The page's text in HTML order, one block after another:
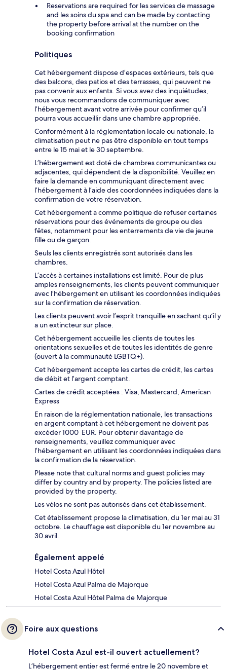
Reservations are required for les services de massage
and les soins du spa and can be made by contacting
the property before arrival at the number on the
booking confirmation
Politiques
Cet hébergement dispose d’espaces extérieurs, tels que
des balcons, des patios et des terrasses, qui peuvent ne
pas convenir aux enfants. Si vous avez des inquiétudes,
nous vous recommandons de communiquer avec
l’hébergement avant votre arrivée pour confirmer qu’il
pourra vous accueillir dans une chambre appropriée.
Conformément à la réglementation locale ou nationale, la
climatisation peut ne pas être disponible en tout temps
entre le 15 mai et le 30 septembre.
L’hébergement est doté de chambres communicantes ou
adjacentes, qui dépendent de la disponibilité. Veuillez en
faire la demande en communiquant directement avec
l’hébergement à l’aide des coordonnées indiquées dans la
confirmation de votre réservation.
Cet hébergement a comme politique de refuser certaines
réservations pour des événements de groupe ou des
fêtes, notamment pour les enterrements de vie de jeune
fille ou de garçon.
Seuls les clients enregistrés sont autorisés dans les
chambres.
L’accès à certaines installations est limité. Pour de plus
amples renseignements, les clients peuvent communiquer
avec l’hébergement en utilisant les coordonnées indiquées
sur la confirmation de réservation.
Les clients peuvent avoir l’esprit tranquille en sachant qu’il y
a un extincteur sur place.
Cet hébergement accueille les clients de toutes les
orientations sexuelles et de toutes les identités de genre
(ouvert à la communauté LGBTQ+).
Cet hébergement accepte les cartes de crédit, les cartes
de débit et l’argent comptant.
Cartes de crédit acceptées : Visa, Mastercard, American
Express
En raison de la réglementation nationale, les transactions
en argent comptant à cet hébergement ne doivent pas
excéder 1000 EUR. Pour obtenir davantage de
renseignements, veuillez communiquer avec
l’hébergement en utilisant les coordonnées indiquées dans
la confirmation de la réservation.
Please note that cultural norms and guest policies may
differ by country and by property. The policies listed are
provided by the property.
Les vélos ne sont pas autorisés dans cet établissement.
Cet établissement propose la climatisation, du 1er mai au 31
octobre. Le chauffage est disponible du 1er novembre au
30 avril.
Également appelé
Hotel Costa Azul Hôtel
Hotel Costa Azul Palma de Majorque
Hotel Costa Azul Hôtel Palma de Majorque
Foire aux questions
Hotel Costa Azul est-il ouvert actuellement?
L’hébergement entier est fermé entre le 20 novembre et